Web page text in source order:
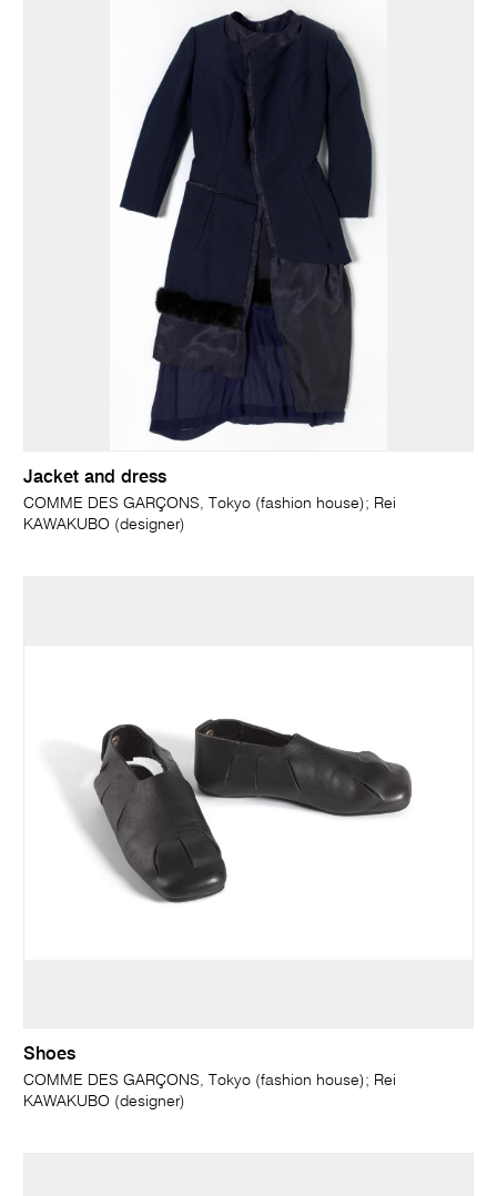
Jacket and dress
COMME DES GARÇONS, Tokyo (fashion house); Rei
KAWAKUBO (designer)
Shoes
COMME DES GARÇONS, Tokyo (fashion house); Rei
KAWAKUBO (designer)